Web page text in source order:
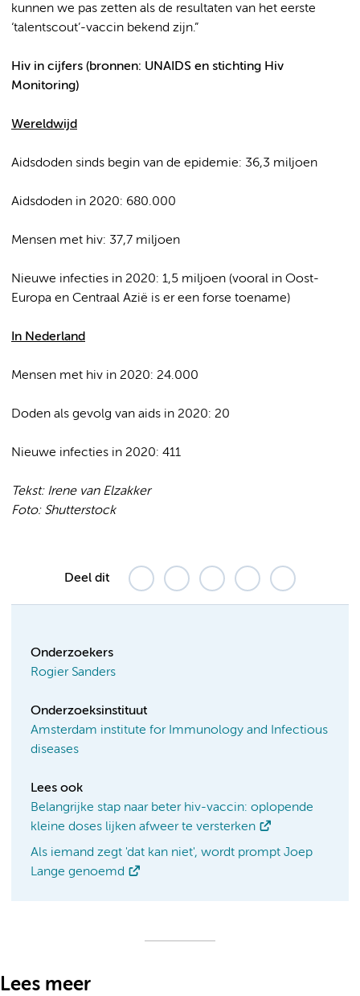
kunnen we pas zetten als de resultaten van het eerste
‘talentscout’-vaccin bekend zijn.”
Hiv in cijfers (bronnen: UNAIDS en stichting Hiv
Monitoring)
Wereldwijd
Aidsdoden sinds begin van de epidemie: 36,3 miljoen
Aidsdoden in 2020: 680.000
Mensen met hiv: 37,7 miljoen
Nieuwe infecties in 2020: 1,5 miljoen (vooral in Oost-
Europa en Centraal Azië is er een forse toename)
In Nederland
Mensen met hiv in 2020: 24.000
Doden als gevolg van aids in 2020: 20
Nieuwe infecties in 2020: 411
Tekst: Irene van Elzakker
Foto: Shutterstock
Deel dit
Onderzoekers
Rogier Sanders
Onderzoeksinstituut
Amsterdam institute for Immunology and Infectious
diseases
Lees ook
Belangrijke stap naar beter hiv-vaccin: oplopende
kleine doses lijken afweer te versterken
Als iemand zegt 'dat kan niet', wordt prompt Joep
Lange genoemd
Lees meer